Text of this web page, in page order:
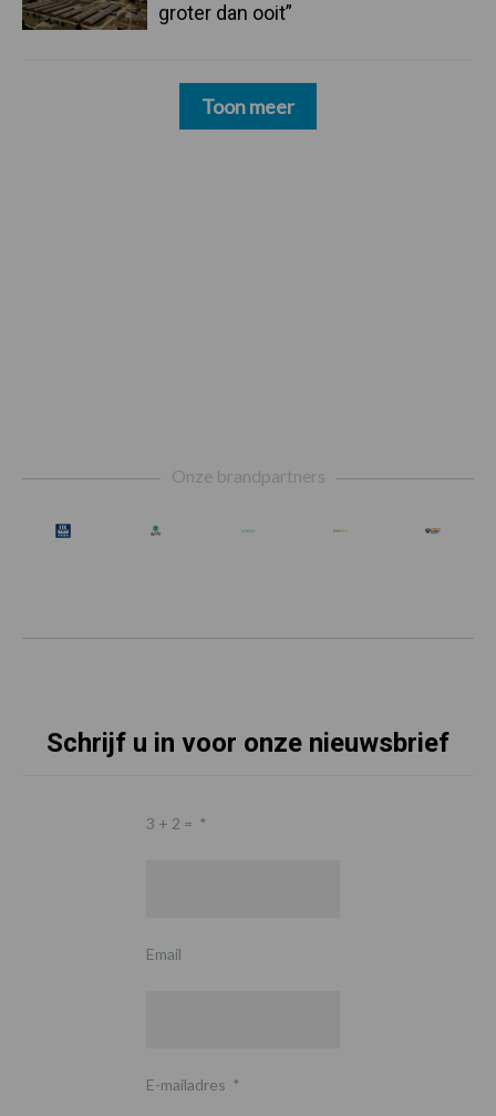
groter dan ooit”
Toon meer
Onze brandpartners
Schrijf u in voor onze nieuwsbrief
3 + 2 = *
Email
E-mailadres *